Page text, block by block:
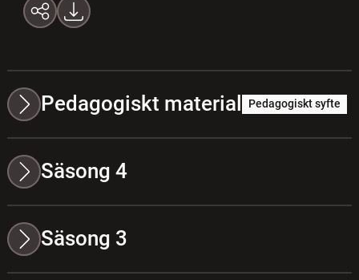
Pedagogiskt material Pedagogiskt syfte
Säsong 4
Säsong 3